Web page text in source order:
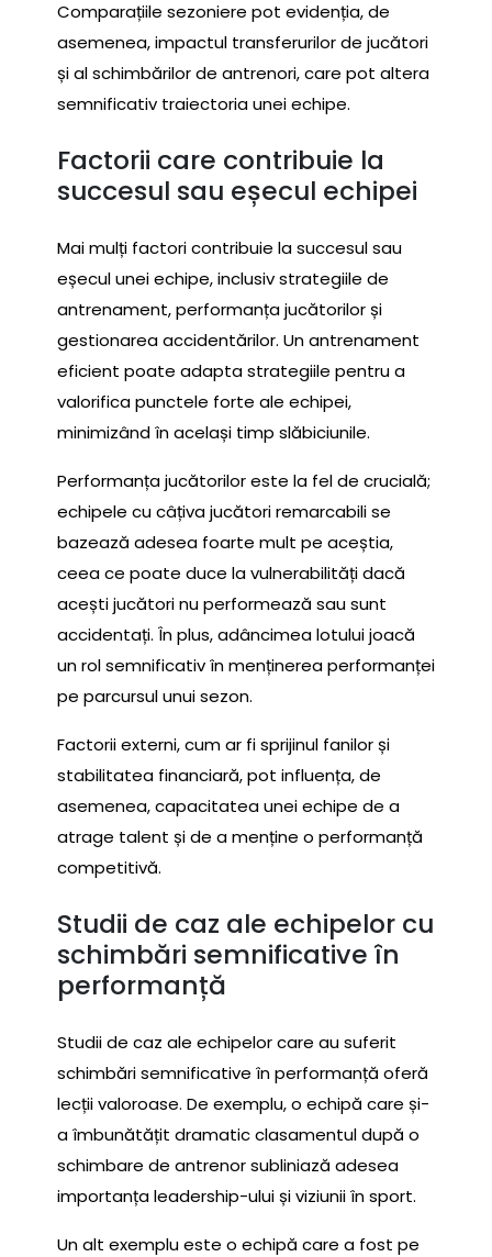
Comparațiile sezoniere pot evidenția, de
asemenea, impactul transferurilor de jucători
și al schimbărilor de antrenori, care pot altera
semnificativ traiectoria unei echipe.
Factorii care contribuie la
succesul sau eșecul echipei
Mai mulți factori contribuie la succesul sau
eșecul unei echipe, inclusiv strategiile de
antrenament, performanța jucătorilor și
gestionarea accidentărilor. Un antrenament
eficient poate adapta strategiile pentru a
valorifica punctele forte ale echipei,
minimizând în același timp slăbiciunile.
Performanța jucătorilor este la fel de crucială;
echipele cu câțiva jucători remarcabili se
bazează adesea foarte mult pe aceștia,
ceea ce poate duce la vulnerabilități dacă
acești jucători nu performează sau sunt
accidentați. În plus, adâncimea lotului joacă
un rol semnificativ în menținerea performanței
pe parcursul unui sezon.
Factorii externi, cum ar fi sprijinul fanilor și
stabilitatea financiară, pot influența, de
asemenea, capacitatea unei echipe de a
atrage talent și de a menține o performanță
competitivă.
Studii de caz ale echipelor cu
schimbări semnificative în
performanță
Studii de caz ale echipelor care au suferit
schimbări semnificative în performanță oferă
lecții valoroase. De exemplu, o echipă care și-
a îmbunătățit dramatic clasamentul după o
schimbare de antrenor subliniază adesea
importanța leadership-ului și viziunii în sport.
Un alt exemplu este o echipă care a fost pe